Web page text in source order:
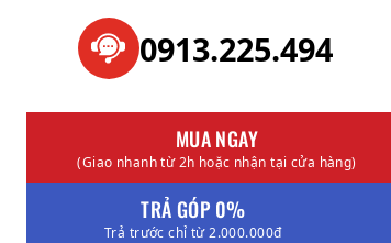
0913.225.494
MUA NGAY
(Giao nhanh từ 2h hoặc nhận tại cửa hàng)
TRẢ GÓP 0%
Trả trước chỉ từ 2.000.000đ